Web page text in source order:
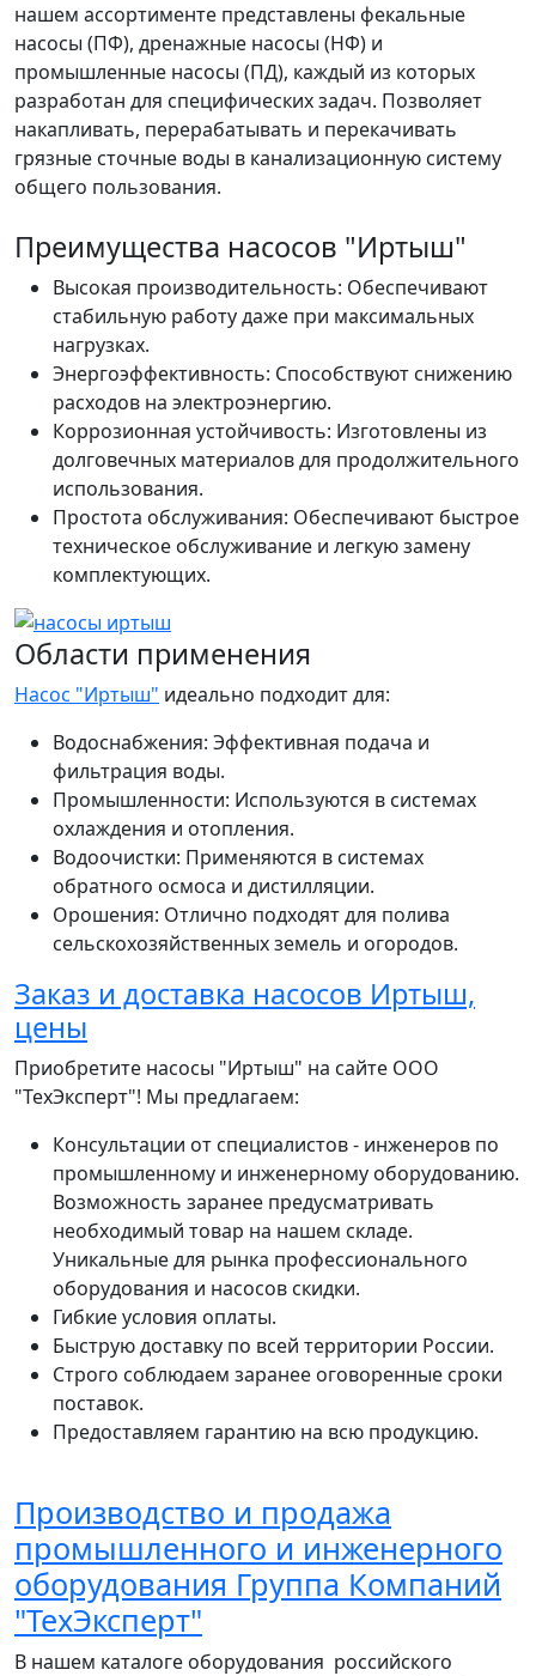
нашем ассортименте представлены фекальные
насосы (ПФ), дренажные насосы (НФ) и
промышленные насосы (ПД), каждый из которых
разработан для специфических задач. Позволяет
накапливать, перерабатывать и перекачивать
грязные сточные воды в канализационную систему
общего пользования.
Преимущества насосов "Иртыш"
Высокая производительность: Обеспечивают
стабильную работу даже при максимальных
нагрузках.
Энергоэффективность: Способствуют снижению
расходов на электроэнергию.
Коррозионная устойчивость: Изготовлены из
долговечных материалов для продолжительного
использования.
Простота обслуживания: Обеспечивают быстрое
техническое обслуживание и легкую замену
комплектующих.
Области применения
Насос "Иртыш" идеально подходит для:
Водоснабжения: Эффективная подача и
фильтрация воды.
Промышленности: Используются в системах
охлаждения и отопления.
Водоочистки: Применяются в системах
обратного осмоса и дистилляции.
Орошения: Отлично подходят для полива
сельскохозяйственных земель и огородов.
Заказ и доставка насосов Иртыш,
цены
Приобретите насосы "Иртыш" на сайте ООО
"ТехЭксперт"! Мы предлагаем:
Консультации от специалистов - инженеров по
промышленному и инженерному оборудованию.
Возможность заранее предусматривать
необходимый товар на нашем складе.
Уникальные для рынка профессионального
оборудования и насосов скидки.
Гибкие условия оплаты.
Быструю доставку по всей территории России.
Строго соблюдаем заранее оговоренные сроки
поставок.
Предоставляем гарантию на всю продукцию.
Производство и продажа
промышленного и инженерного
оборудования Группа Компаний
"ТехЭксперт"
В нашем каталоге оборудования российского